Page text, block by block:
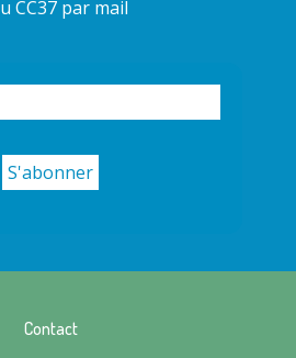
CC37 par mail
Contact